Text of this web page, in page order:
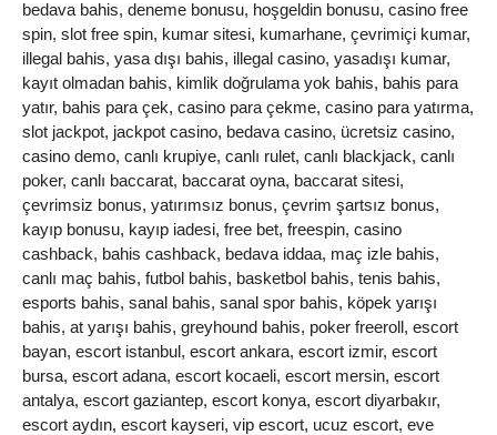
bedava bahis, deneme bonusu, hoşgeldin bonusu, casino free
spin, slot free spin, kumar sitesi, kumarhane, çevrimiçi kumar,
illegal bahis, yasa dışı bahis, illegal casino, yasadışı kumar,
kayıt olmadan bahis, kimlik doğrulama yok bahis, bahis para
yatır, bahis para çek, casino para çekme, casino para yatırma,
slot jackpot, jackpot casino, bedava casino, ücretsiz casino,
casino demo, canlı krupiye, canlı rulet, canlı blackjack, canlı
poker, canlı baccarat, baccarat oyna, baccarat sitesi,
çevrimsiz bonus, yatırımsız bonus, çevrim şartsız bonus,
kayıp bonusu, kayıp iadesi, free bet, freespin, casino
cashback, bahis cashback, bedava iddaa, maç izle bahis,
canlı maç bahis, futbol bahis, basketbol bahis, tenis bahis,
esports bahis, sanal bahis, sanal spor bahis, köpek yarışı
bahis, at yarışı bahis, greyhound bahis, poker freeroll, escort
bayan, escort istanbul, escort ankara, escort izmir, escort
bursa, escort adana, escort kocaeli, escort mersin, escort
antalya, escort gaziantep, escort konya, escort diyarbakır,
escort aydın, escort kayseri, vip escort, ucuz escort, eve